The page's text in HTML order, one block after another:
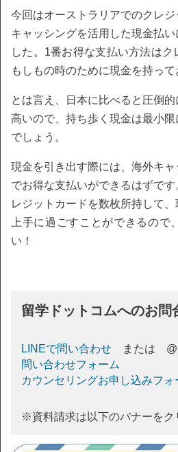
今回はオーストラリアでのクレ
キャッシングを活用した現金払
した。1番お得な支払い方法はク
もしもの時のために現金を持って
とは言え、日本に比べると圧倒
高いので、持ち歩く現金は最小
でしょう。
現金を引き出す際には、海外キ
でお得な支払いができるはずで
レジットカードを数枚所持して
上手に過ごすことができるので
い！
留学ドットコムへのお問
LINEで問い合わせ または
問い合わせフォーム
カウンセリングお申し込みフォ
※資料請求は以下のバナーをク